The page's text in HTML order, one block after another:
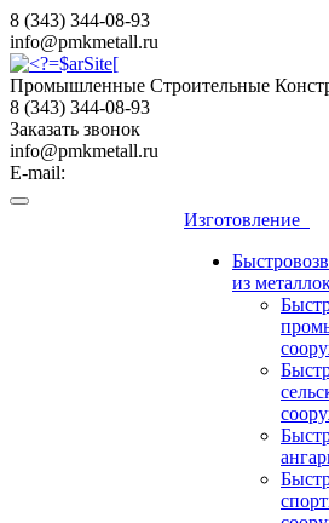
8 (343) 344-08-93
info@pmkmetall.ru
Промышленные Строительные
8 (343) 344-08-93
Заказать звонок
info@pmkmetall.ru
E-mail:
Изготовление
из